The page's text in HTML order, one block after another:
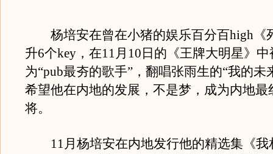
杨培安在曾在小猪的娱乐百分百high《
升6个key，在11月10日的《王牌大明星》
为“pub最夯的歌手”，翻唱张雨生的“我的未
希望他在内地的发展，不是梦，成为内地最
将。
11月杨培安在内地发行他的精选集《我